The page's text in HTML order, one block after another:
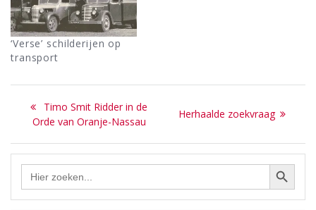
‘Verse’ schilderijen op
transport
Bericht
navigatie
Previous
post:
Timo Smit Ridder in de
Orde van Oranje-Nassau
Next
Herhaalde zoekvraag
Zoek Zoekknop